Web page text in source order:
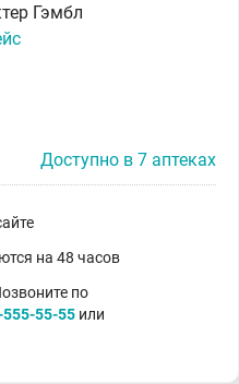
Гэмбл
Доступно в 7 аптеках
на 48 часов
по
55-55 или